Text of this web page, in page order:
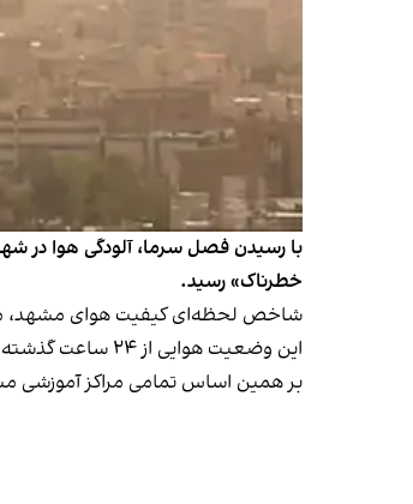
خطرناک» رسید.
شاخص لحظه‌ای کیفیت هوای مشهد، مرکز استان خراسان
این وضعیت هوایی از ۲۴ ساعت گذشته آغاز شد و امروز به نقطه اوج رسیده است.
بر همین اساس تمامی مراکز آموزشی